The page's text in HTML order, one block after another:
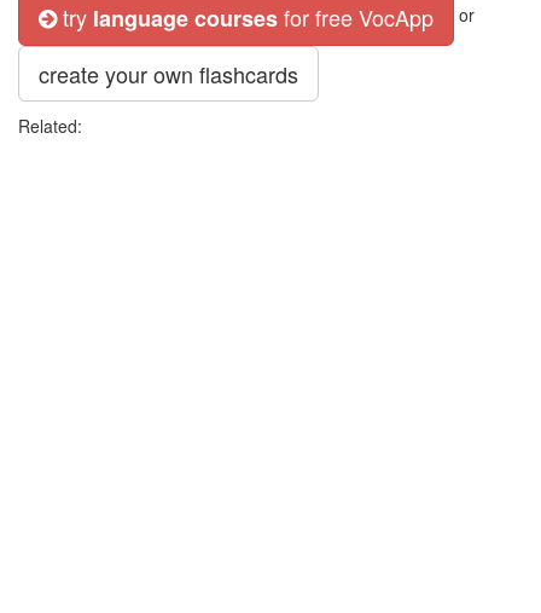
try language coursesfor free VocApp or
create your own flashcards
Related: